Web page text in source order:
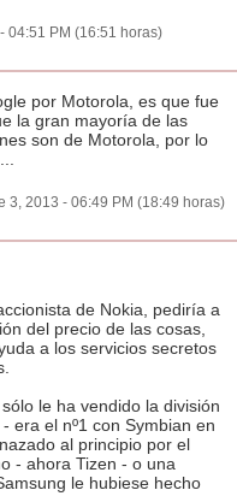
04:51 PM (16:51 horas)
por Motorola, es que fue
la gran mayoría de las
son de Motorola, por lo
3, 2013 - 06:49 PM (18:49 horas)
de Nokia, pediría a
del precio de las cosas,
a los servicios secretos
le ha vendido la división
era el nº1 con Symbian en
al principio por el
- ahora Tizen - o una
le hubiese hecho